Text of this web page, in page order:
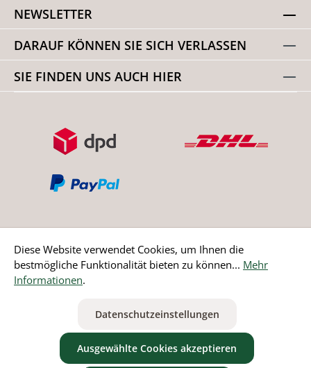
NEWSLETTER
DARAUF KÖNNEN SIE SICH VERLASSEN
SIE FINDEN UNS AUCH HIER
Bestellung widerrufen
ausgenommen Nicht EU-Länder
Diese Website verwendet Cookies, um Ihnen die
bestmögliche Funktionalität bieten zu können... Mehr
Informationen.
Datenschutzeinstellungen
Ausgewählte Cookies akzeptieren